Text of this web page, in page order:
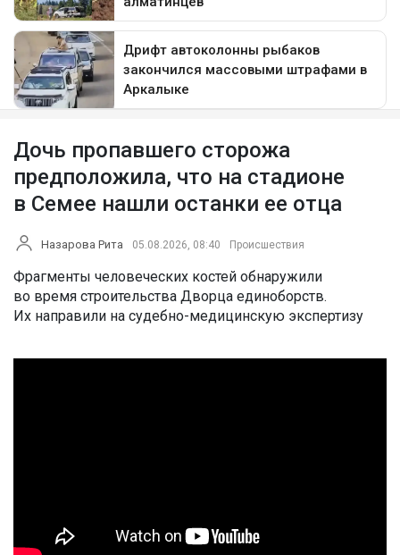
Дочь пропавшего сторожа
предположила, что на стадионе
в Семее нашли останки ее отца
Назарова Рита 05.08.2026, 08:40 Происшествия
Фрагменты человеческих костей обнаружили
во время строительства Дворца единоборств.
Их направили на судебно-медицинскую экспертизу